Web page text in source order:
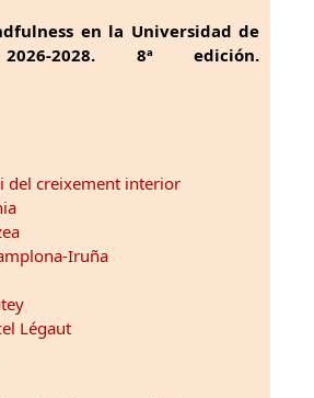
en la Universidad de
2028. 8ª edición.
del creixement interior
Iruña
Légaut